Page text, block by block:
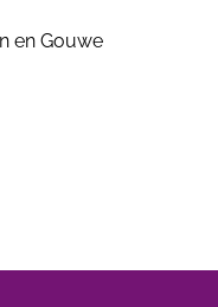
en Gouwe